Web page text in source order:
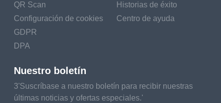
QR Scan
Configuración de cookies
GDPR
DPA
Historias de éxito
Centro de ayuda
Nuestro boletín
3'Suscríbase a nuestro boletín para recibir nuestras
últimas noticias y ofertas especiales.'